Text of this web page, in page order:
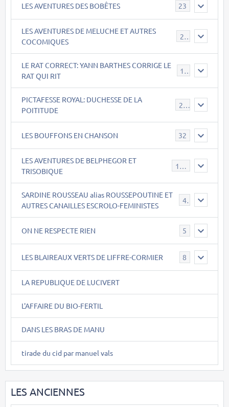
LES AVENTURES DES BOBÊTES 23
LES AVENTURES DE MELUCHE ET AUTRES
COCOMIQUES
22
LE RAT CORRECT: YANN BARTHES CORRIGE LE
RAT QUI RIT
15
PICTAFESSE ROYAL: DUCHESSE DE LA
POITITUDE
23
LES BOUFFONS EN CHANSON 32
LES AVENTURES DE BELPHEGOR ET
TRISOBIQUE
147
SARDINE ROUSSEAU alias ROUSSEPOUTINE ET
AUTRES CANAILLES ESCROLO-FEMINISTES
40
ON NE RESPECTE RIEN 5
LES BLAIREAUX VERTS DE LIFFRE-CORMIER 8
LA REPUBLIQUE DE LUCIVERT
L'AFFAIRE DU BIO-FERTIL
DANS LES BRAS DE MANU
tirade du cid par manuel vals
LES ANCIENNES